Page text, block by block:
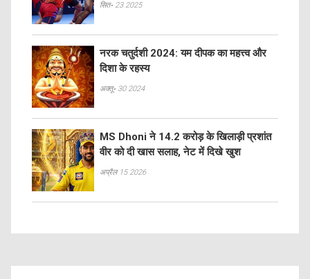
सित॰ 23 2025
नरक चतुर्दशी 2024: यम दीपक का महत्त्व और
दिशा के रहस्य
अक्तू॰ 30 2024
MS Dhoni ने 14.2 करोड़ के खिलाड़ी प्रशांत
वीर को दी खास सलाह, नेट में दिखे खुश
अप्रैल 15 2026